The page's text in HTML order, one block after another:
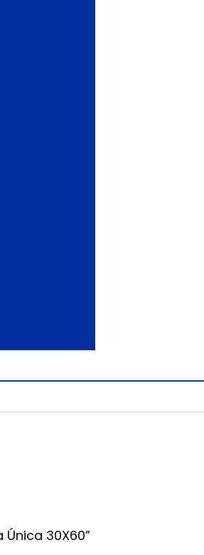
30X60”